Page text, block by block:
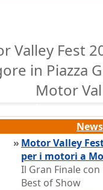
Valley Fest
in Piazza
Motor
» Motor Valley
per i motori a
Il Gran Finale
Best of Show